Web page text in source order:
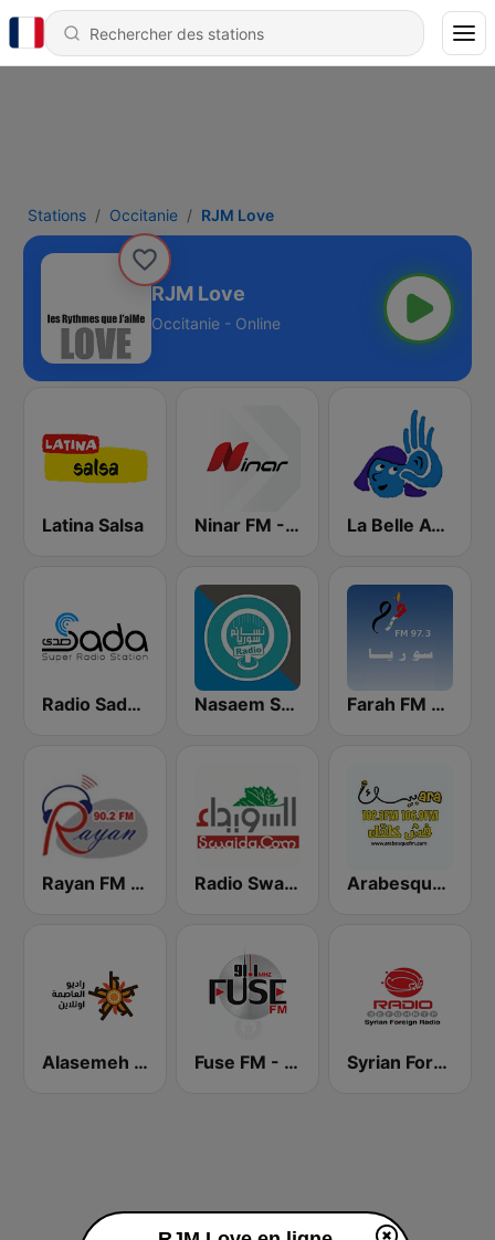
Stations Occitanie RJM Love
RJM Love
Occitanie - Online
Latina Salsa Ninar FM - نينار اف ام La Belle Aventure
Radio Sada (راديو صدى) Nasaem Syria Radio - راديو نسائم سوريا Farah FM - فرح إف إم
Rayan FM (راديو ريان إف إم) Radio Swaida (السويداء راديو) Arabesque FM - أرابيسك اف ام
Alasemeh Radio - راديو العاصمة Fuse FM - فيوز اف ام Syrian Foreign Radio